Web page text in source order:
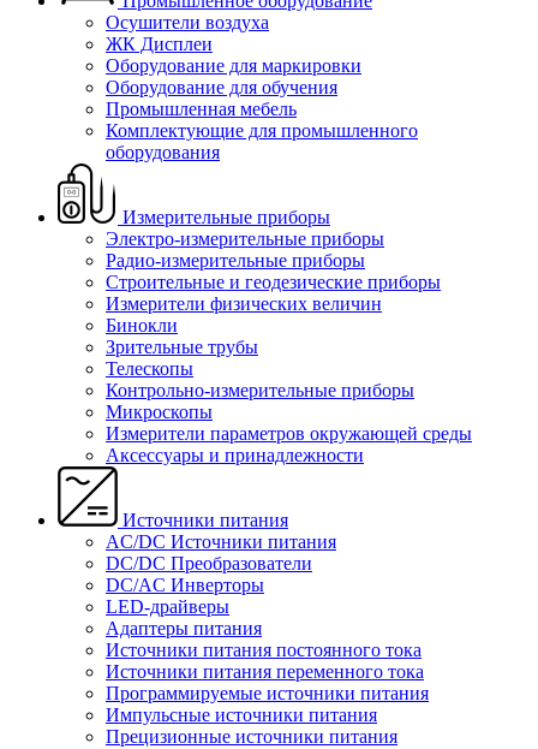
Осушители воздуха
ЖК Дисплеи
Оборудование для маркировки
Оборудование для обучения
Промышленная мебель
Комплектующие для промышленного
оборудования
Измерительные приборы
Электро-измерительные приборы
Радио-измерительные приборы
Строительные и геодезические приборы
Измерители физических величин
Бинокли
Зрительные трубы
Телескопы
Контрольно-измерительные приборы
Микроскопы
Измерители параметров окружающей среды
Аксессуары и принадлежности
Источники питания
AC/DC Источники питания
DC/DC Преобразователи
DC/AC Инверторы
LED-драйверы
Адаптеры питания
Источники питания постоянного тока
Источники питания переменного тока
Программируемые источники питания
Импульсные источники питания
Прецизионные источники питания